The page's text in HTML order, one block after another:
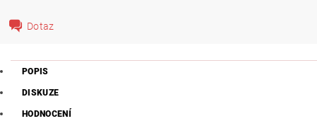
Dotaz
POPIS
DISKUZE
HODNOCENÍ